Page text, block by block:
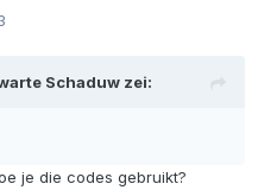
Schaduw zei:
je die codes gebruikt?